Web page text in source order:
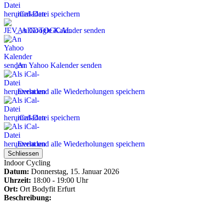
iCal-Datei speichern
An Google Kalender senden
An Yahoo Kalender senden
Event und alle Wiederholungen speichern
iCal-Datei speichern
Event und alle Wiederholungen speichern
Schliessen
Indoor Cycling
Datum: Donnerstag, 15. Januar 2026
Uhrzeit: 18:00 - 19:00 Uhr
Ort: Ort Bodyfit Erfurt
Beschreibung: